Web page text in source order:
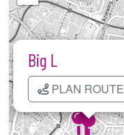
Big L
PLAN ROUTE